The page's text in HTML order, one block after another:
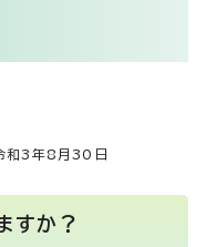
3年8月30日
すか？